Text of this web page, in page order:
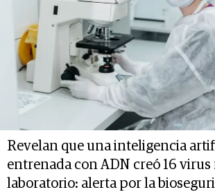
Revelan que una inteligencia
entrenada con ADN creó 16 virus
laboratorio: alerta por la